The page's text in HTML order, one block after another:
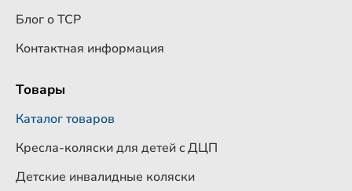
Блог о ТСР
Контактная информация
Товары
Каталог товаров
Кресла-коляски для детей c ДЦП
Детские инвалидные коляски